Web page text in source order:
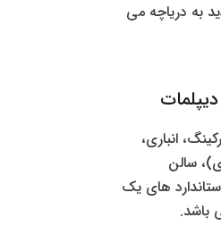
به دریاچه می
انباری،
سالن
های یک
باشد.